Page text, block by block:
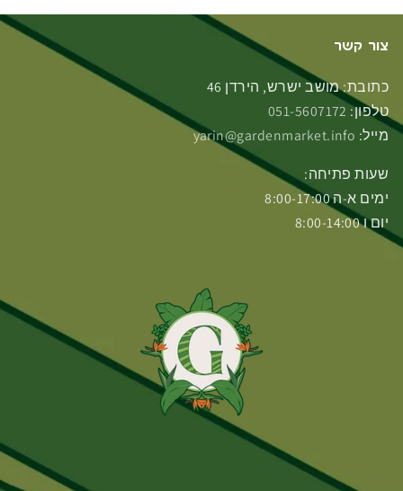
צור קשר
כתובת: מושב ישרש, הירדן 46
טלפון:051-5607172
מייל: yarin@gardenmarket.info
שעות פתיחה:
ימים א-ה 8:00-17:00
יום ו 8:00-14:00